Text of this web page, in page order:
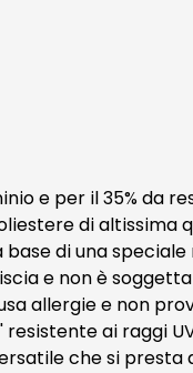
e per il 35% da
di altissima
di una
e non è
allergie e non
ai raggi
che si presta